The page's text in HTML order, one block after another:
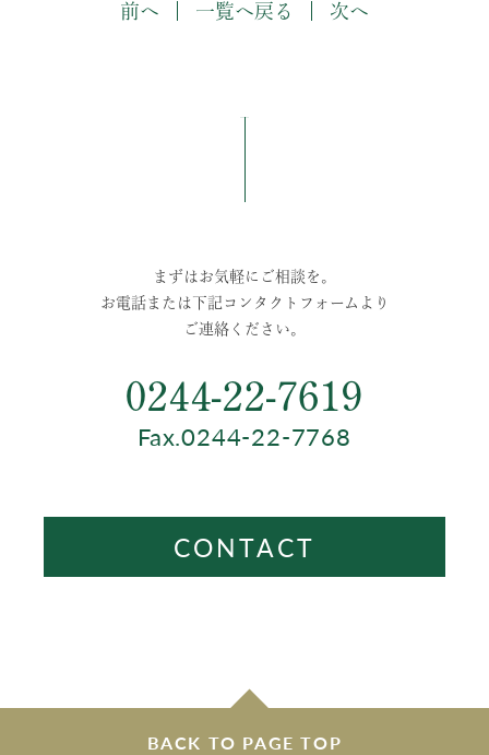
前へ 一覧へ戻る 次へ
まずはお気軽にご相談を。
お電話または下記コンタクトフォームより
ご連絡ください。
0244-22-7619
Fax.0244-22-7768
CONTACT
BACK TO PAGE TOP